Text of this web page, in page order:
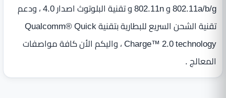
802.11a/b/g و 802.11n و تقنية البلوتوث اصدار 4.0 ، ودعم
تقنية الشحن السريع للبطارية بتقنية Qualcomm® Quick
Charge™ 2.0 technology ، واليكم الأن كافة مواصفات
المعالج .